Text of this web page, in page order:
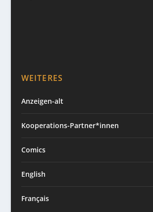
WEITERES
Anzeigen-alt
Kooperations-Partner*innen
Comics
English
Français